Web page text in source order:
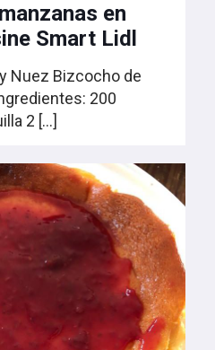
en
Smart Lidl
Nuez Bizcocho de
200
2 […]